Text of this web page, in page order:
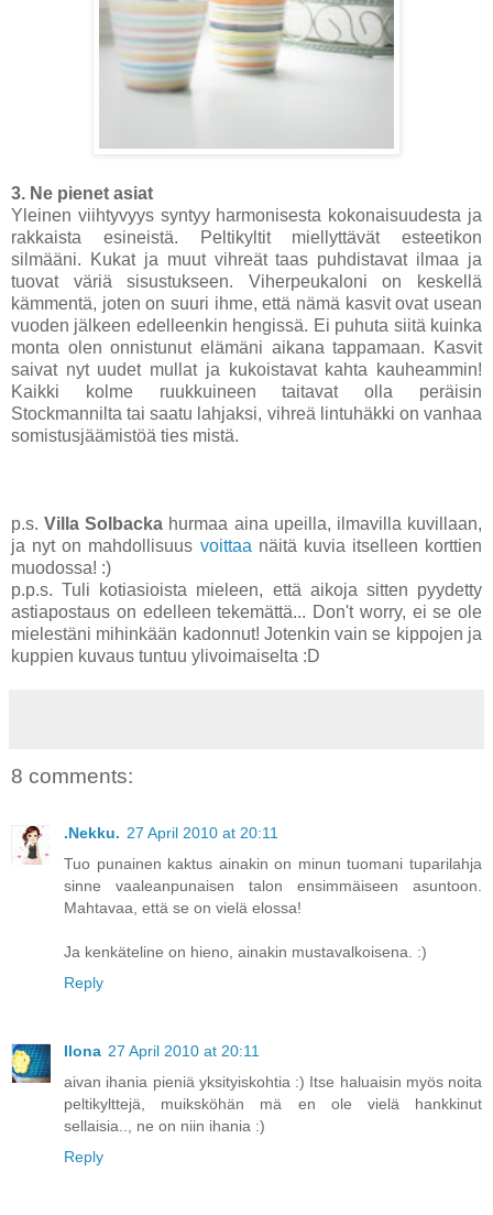
3. Ne pienet asiat
Yleinen viihtyvyys syntyy harmonisesta kokonaisuudesta ja
rakkaista esineistä. Peltikyltit miellyttävät esteetikon
silmääni. Kukat ja muut vihreät taas puhdistavat ilmaa ja
tuovat väriä sisustukseen. Viherpeukaloni on keskellä
kämmentä, joten on suuri ihme, että nämä kasvit ovat usean
vuoden jälkeen edelleenkin hengissä. Ei puhuta siitä kuinka
monta olen onnistunut elämäni aikana tappamaan. Kasvit
saivat nyt uudet mullat ja kukoistavat kahta kauheammin!
Kaikki kolme ruukkuineen taitavat olla peräisin
Stockmannilta tai saatu lahjaksi, vihreä lintuhäkki on vanhaa
somistusjäämistöä ties mistä.
p.s.Villa Solbacka hurmaa aina upeilla, ilmavilla kuvillaan,
ja nyt on mahdollisuus voittaa näitä kuvia itselleen korttien
muodossa! :)
p.p.s. Tuli kotiasioista mieleen, että aikoja sitten pyydetty
astiapostaus on edelleen tekemättä... Don't worry, ei se ole
mielestäni mihinkään kadonnut! Jotenkin vain se kippojen ja
kuppien kuvaus tuntuu ylivoimaiselta :D
8 comments:
.Nekku. 27 April 2010 at 20:11
Tuo punainen kaktus ainakin on minun tuomani tuparilahja
sinne vaaleanpunaisen talon ensimmäiseen asuntoon.
Mahtavaa, että se on vielä elossa!
Ja kenkäteline on hieno, ainakin mustavalkoisena. :)
Reply
Ilona 27 April 2010 at 20:11
aivan ihania pieniä yksityiskohtia :) Itse haluaisin myös noita
peltikylttejä, muiksköhän mä en ole vielä hankkinut
sellaisia.., ne on niin ihania :)
Reply